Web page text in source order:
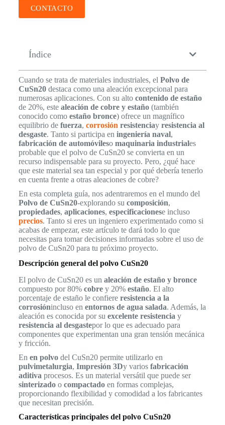
CONTACTO
Índice
Cuando se trata de materiales industriales, el Polvo de
CuSn20destaca como una aleación excepcional para
numerosas aplicaciones. Con su alto contenido de estaño
de 20%, este aleación de cobre y estaño(también
conocido como estaño bronce) ofrece un magnífico
equilibrio de fuerza, corrosión resistenciay resistencia al
desgaste. Tanto si participa en ingeniería naval,
fabricación de automóvileso maquinaria industriales
probable que el polvo de CuSn20 se convierta en un
recurso indispensable para su proyecto. Pero, ¿qué hace
que este material sea tan especial y por qué debería tenerlo
en cuenta frente a otras aleaciones de cobre?
En esta completa guía, nos adentraremos en el mundo del
Polvo de CuSn20-explorando su composición,
propiedades, aplicaciones, especificacionese incluso
precios. Tanto si eres un ingeniero experimentado como si
acabas de empezar, este artículo te dará todo lo que
necesitas para tomar decisiones informadas sobre el uso de
polvo de CuSn20 para tu próximo proyecto.
Descripción general del polvo CuSn20
El polvo de CuSn20 es un aleación de estaño y bronce
compuesto por 80% cobrey 20% estaño. El alto
porcentaje de estaño le confiere resistencia a la
corrosiónincluso en entornos de agua salada. Además, la
aleación es conocida por su excelente resistencia y
resistencia al desgastepor lo que es adecuado para
componentes que experimentan una gran tensión mecánica
y fricción.
En en polvodel CuSn20 permite utilizarlo en
pulvimetalurgia, Impresión 3Dy varios fabricación
aditiva procesos. Es un material versátil que puede ser
sinterizadoo compactadoen formas complejas,
proporcionando flexibilidad y comodidad a los fabricantes
que necesitan precisión.
Características principales del polvo CuSn20